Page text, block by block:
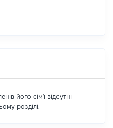
його сім'ї відсутні
розділі.